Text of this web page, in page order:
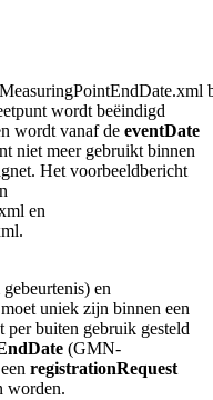
wordt beëindigd
wordt vanaf de eventDate
niet meer gebruikt binnen
Het voorbeeldbericht
en
en
moet uniek zijn binnen een
buiten gebruik gesteld
(GMN-
registrationRequest
worden.